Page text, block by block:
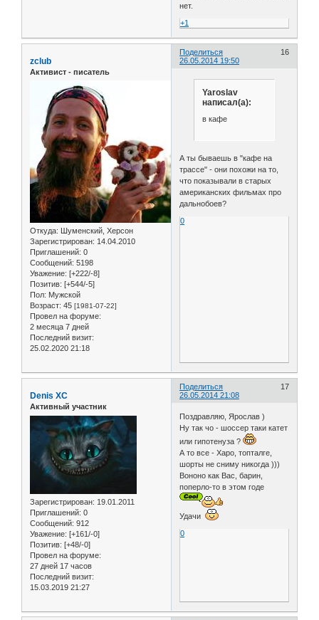
нет.
+1
Поделиться
16
26.05.2014 19:50
zclub
Активист - писатель
Откуда: Шуменский, Херсон
Зарегистрирован: 14.04.2010
Приглашений: 0
Сообщений: 5198
Уважение: [+222/-8]
Позитив: [+544/-5]
Пол: Мужской
Возраст: 45 [1981-07-22]
Провел на форуме:
2 месяца 7 дней
Последний визит:
25.02.2020 21:18
Yaroslav
написал(а):
в кафе
А ты бываешь в "кафе на
трассе" - они похожи на то,
что показывали в старых
американских фильмах про
дальнобоев?
0
Поделиться
17
26.05.2014 21:08
Denis XC
Активный участник
Зарегистрирован: 19.01.2011
Приглашений: 0
Сообщений: 912
Уважение: [+161/-0]
Позитив: [+48/-0]
Провел на форуме:
27 дней 17 часов
Последний визит:
15.03.2019 21:27
Поздравляю, Ярослав )
Ну так чо - шоссер таки катет
или гипотенуза ?
А то все - Харо, топталге,
шорты не сниму никогда )))
Вононо как Вас, барин,
поперло-то в этом годе
Удачи
0